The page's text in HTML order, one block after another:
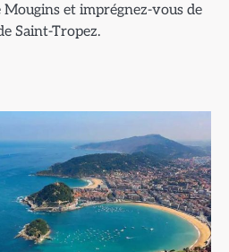
Mougins et imprégnez-vous de
Saint-Tropez.